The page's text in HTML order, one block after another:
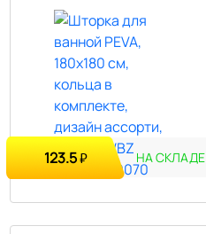
123.5₽ НА СКЛАДЕ